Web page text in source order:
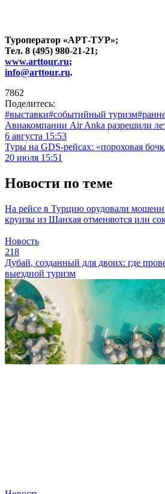
Туроператор «АРТ-ТУР»;
Тел. 8 (495) 980-21-21;
www.arttour.ru;
info@arttour.ru.
7862
Поделитесь:
#выставки#событийный туризм
Авиакомпании Air Anka разрешили
6 августа 15:53
Туры на GDS-рейсах: «пороховая
20 июля 15:51
Новости по теме
На рейсе в Турцию орудовали
круизы из Шанхая отменяются или
Новость
218
Дубай, созданный для двоих: где
выездной туризм